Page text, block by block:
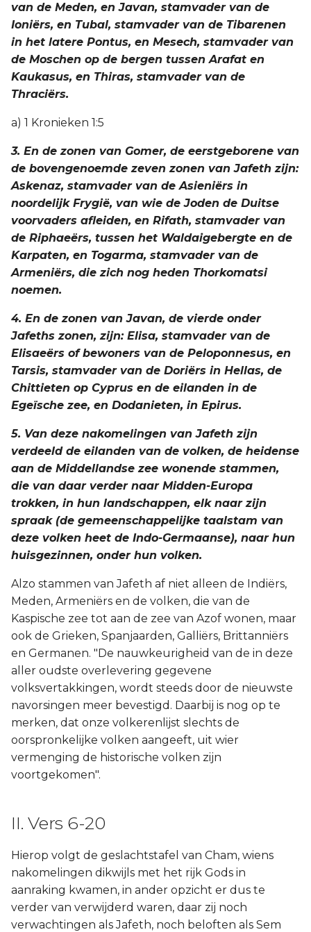
2 Petrus
1 Johannes
2 Johannes
3 Johannes
Judas
Openbaring
van de Meden, en Javan, stamvader van de
Ioniërs, en Tubal, stamvader van de Tibarenen
in het latere Pontus, en Mesech, stamvader van
de Moschen op de bergen tussen Arafat en
Kaukasus, en Thiras, stamvader van de
Thraciërs.
a) 1 Kronieken 1:5
3. En de zonen van Gomer, de eerstgeborene van
de bovengenoemde zeven zonen van Jafeth zijn:
Askenaz, stamvader van de Asieniërs in
noordelijk Frygië, van wie de Joden de Duitse
voorvaders afleiden, en Rifath, stamvader van
de Riphaeërs, tussen het Waldaigebergte en de
Karpaten, en Togarma, stamvader van de
Armeniërs, die zich nog heden Thorkomatsi
noemen.
4. En de zonen van Javan, de vierde onder
Jafeths zonen, zijn: Elisa, stamvader van de
Elisaeërs of bewoners van de Peloponnesus, en
Tarsis, stamvader van de Doriërs in Hellas, de
Chittieten op Cyprus en de eilanden in de
Egeïsche zee, en Dodanieten, in Epirus.
5. Van deze nakomelingen van Jafeth zijn
verdeeld de eilanden van de volken, de heidense
aan de Middellandse zee wonende stammen,
die van daar verder naar Midden-Europa
trokken, in hun landschappen, elk naar zijn
spraak (de gemeenschappelijke taalstam van
deze volken heet de Indo-Germaanse), naar hun
huisgezinnen, onder hun volken.
Alzo stammen van Jafeth af niet alleen de Indiërs,
Meden, Armeniërs en de volken, die van de
Kaspische zee tot aan de zee van Azof wonen, maar
ook de Grieken, Spanjaarden, Galliërs, Brittanniërs
en Germanen. "De nauwkeurigheid van de in deze
aller oudste overlevering gegevene
volksvertakkingen, wordt steeds door de nieuwste
navorsingen meer bevestigd. Daarbij is nog op te
merken, dat onze volkerenlijst slechts de
oorspronkelijke volken aangeeft, uit wier
vermenging de historische volken zijn
voortgekomen".
II. Vers 6-20
Hierop volgt de geslachtstafel van Cham, wiens
nakomelingen dikwijls met het rijk Gods in
aanraking kwamen, in ander opzicht er dus te
verder van verwijderd waren, daar zij noch
verwachtingen als Jafeth, noch beloften als Sem